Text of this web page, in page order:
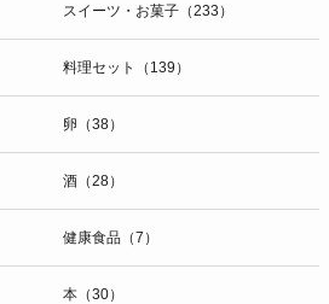
スイーツ・お菓子（233）
料理セット（139）
卵（38）
酒（28）
健康食品（7）
本（30）